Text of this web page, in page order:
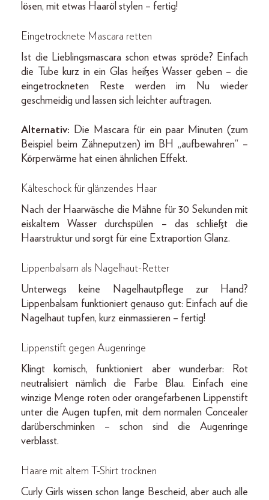
lösen, mit etwas Haaröl stylen – fertig!
Eingetrocknete Mascara retten
Ist die Lieblingsmascara schon etwas spröde? Einfach
die Tube kurz in ein Glas heißes Wasser geben – die
eingetrockneten Reste werden im Nu wieder
geschmeidig und lassen sich leichter auftragen.
Alternativ: Die Mascara für ein paar Minuten (zum
Beispiel beim Zähneputzen) im BH „aufbewahren“ –
Körperwärme hat einen ähnlichen Effekt.
Kälteschock für glänzendes Haar
Nach der Haarwäsche die Mähne für 30 Sekunden mit
eiskaltem Wasser durchspülen – das schließt die
Haarstruktur und sorgt für eine Extraportion Glanz.
Lippenbalsam als Nagelhaut-Retter
Unterwegs keine Nagelhautpflege zur Hand?
Lippenbalsam funktioniert genauso gut: Einfach auf die
Nagelhaut tupfen, kurz einmassieren – fertig!
Lippenstift gegen Augenringe
Klingt komisch, funktioniert aber wunderbar: Rot
neutralisiert nämlich die Farbe Blau. Einfach eine
winzige Menge roten oder orangefarbenen Lippenstift
unter die Augen tupfen, mit dem normalen Concealer
darüberschminken – schon sind die Augenringe
verblasst.
Haare mit altem T-Shirt trocknen
Curly Girls wissen schon lange Bescheid, aber auch alle